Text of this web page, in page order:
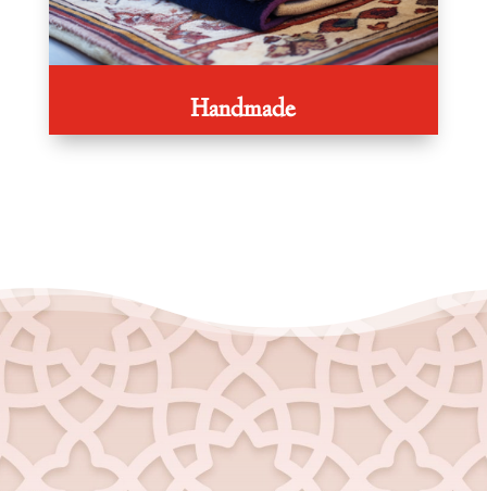
Handmade